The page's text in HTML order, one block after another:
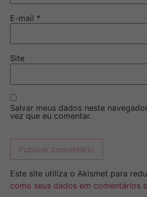
E-mail *
Site
Salvar meus dados neste
vez que eu comentar.
Este site utiliza o Akismet para
como seus dados em comentários